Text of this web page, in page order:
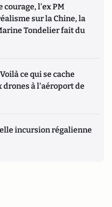
courage, l'ex PM
sur la Chine, la
Tondelier fait du
ce qui se cache
drones à l'aéroport de
incursion régalienne